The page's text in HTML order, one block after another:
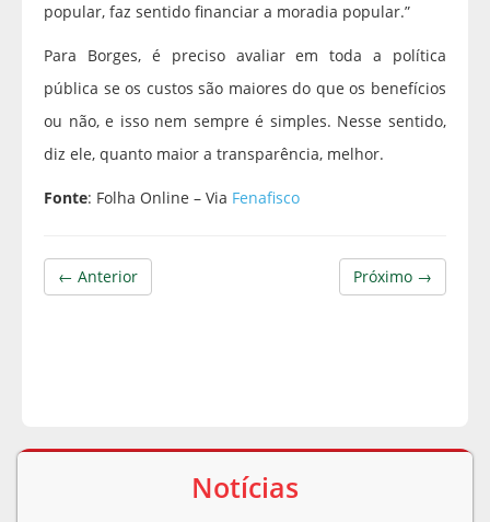
popular, faz sentido financiar a moradia popular.”
Para Borges, é preciso avaliar em toda a política
pública se os custos são maiores do que os benefícios
ou não, e isso nem sempre é simples. Nesse sentido,
diz ele, quanto maior a transparência, melhor.
Fonte: Folha Online – Via Fenafisco
Próximo →
← Anterior
Notícias